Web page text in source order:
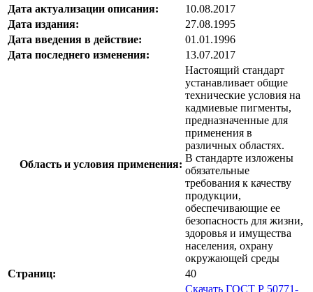
Дата актуализации описания:
10.08.2017
Дата издания:
27.08.1995
Дата введения в действие:
01.01.1996
Дата последнего изменения:
13.07.2017
Область и условия применения:
Настоящий стандарт
устанавливает общие
технические условия на
кадмиевые пигменты,
предназначенные для
применения в
различных областях.
В стандарте изложены
обязательные
требования к качеству
продукции,
обеспечивающие ее
безопасность для жизни,
здоровья и имущества
населения, охрану
окружающей среды
Страниц:
40
Скачать ГОСТ Р 50771-